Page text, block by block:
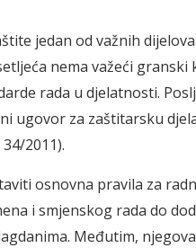
jedan od važnih
nema važeći
rada u djelatnosti.
ugovor za zaštitarsku
2011).
osnovna pravila za
i smjenskog rada do
Međutim,